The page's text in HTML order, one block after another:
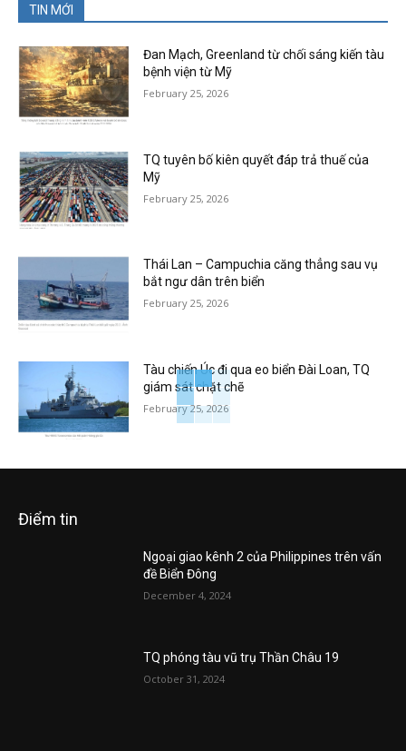
TIN MỚI
Đan Mạch, Greenland từ chối sáng kiến tàu
bệnh viện từ Mỹ
February 25, 2026
TQ tuyên bố kiên quyết đáp trả thuế của
Mỹ
February 25, 2026
Thái Lan – Campuchia căng thẳng sau vụ
bắt ngư dân trên biển
February 25, 2026
Tàu chiến Úc đi qua eo biển Đài Loan, TQ
giám sát chặt chẽ
February 25, 2026
Điểm tin
Ngoại giao kênh 2 của Philippines trên vấn
đề Biển Đông
December 4, 2024
TQ phóng tàu vũ trụ Thần Châu 19
October 31, 2024